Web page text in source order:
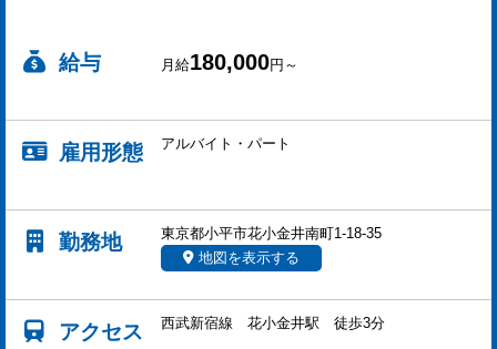
給与 月給180,000円～
雇用形態 アルバイト・パート
勤務地
東京都小平市花小金井南町1-18-35
地図を表示する
アクセス 西武新宿線 花小金井駅 徒歩3分